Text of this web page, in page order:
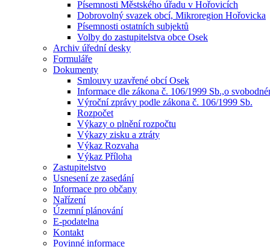
Písemnosti Městského úřadu v Hořovicích
Dobrovolný svazek obcí, Mikroregion Hořovicka
Písemnosti ostatních subjektů
Volby do zastupitelstva obce Osek
Archiv úřední desky
Formuláře
Dokumenty
Smlouvy uzavřené obcí Osek
Informace dle zákona č. 106/1999 Sb.,o
Výroční zprávy podle zákona č. 106/1999 Sb.
Rozpočet
Výkazy o plnění rozpočtu
Výkazy zisku a ztráty
Výkaz Rozvaha
Výkaz Příloha
Zastupitelstvo
Usnesení ze zasedání
Informace pro občany
Nařízení
Územní plánování
E-podatelna
Kontakt
Povinné informace